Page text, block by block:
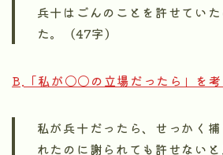
兵十はごんのことを許せてい
た。（47字）
B.「私が〇〇の立場だったら」を
私が兵十だったら、せっかく
れたのに謝られても許せない